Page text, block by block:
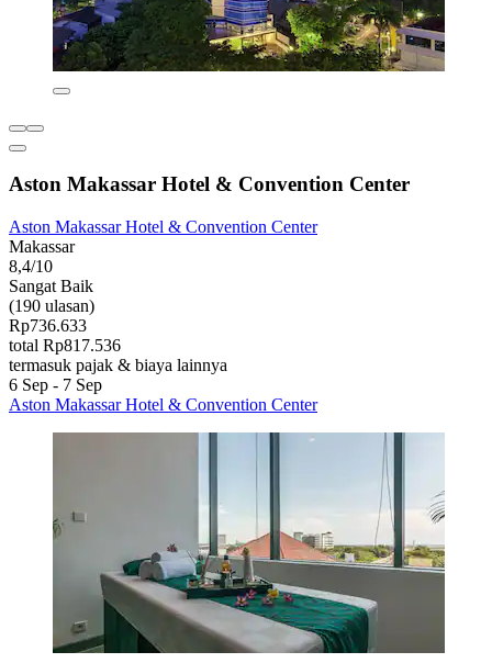
Aston Makassar Hotel & Convention Center
Aston Makassar Hotel & Convention Center
Makassar
8,4/10
Sangat Baik
(190 ulasan)
Rp736.633
total Rp817.536
termasuk pajak & biaya lainnya
6 Sep - 7 Sep
Aston Makassar Hotel & Convention Center